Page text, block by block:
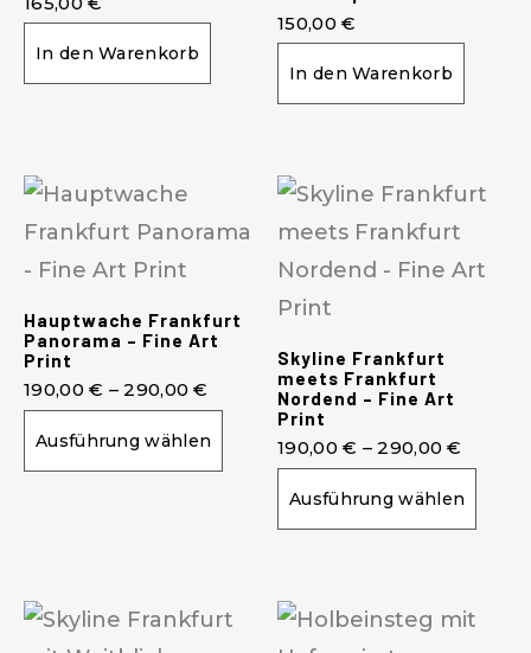
In den Warenkorb
150,00€
In den Warenkorb
Hauptwache Frankfurt
Panorama – Fine Art
Print
190,00€ –290,00€
Ausführung wählen
Skyline Frankfurt
meets Frankfurt
Nordend – Fine Art
Print
190,00€ –290,00€
Ausführung wählen